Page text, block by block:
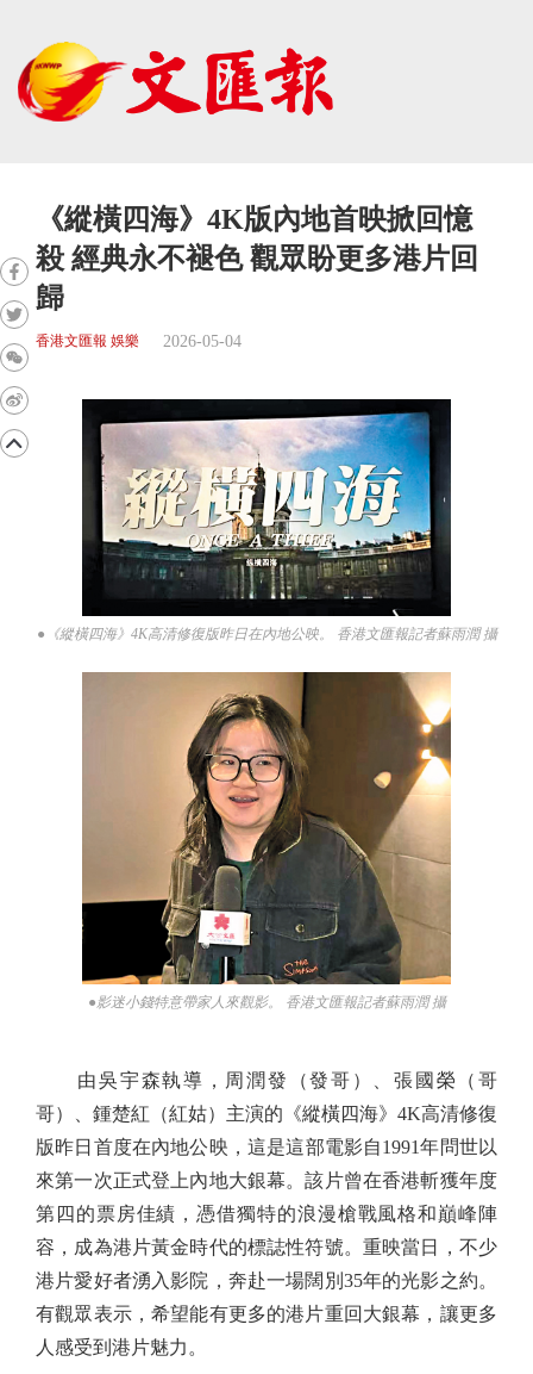
《縱橫四海》4K版內地首映掀回憶
殺 經典永不褪色 觀眾盼更多港片回
歸
香港文匯報 娛樂 2026-05-04
●《縱橫四海》4K高清修復版昨日在內地公映。 香港文匯報記者蘇雨潤 攝
●影迷小錢特意帶家人來觀影。 香港文匯報記者蘇雨潤 攝
由吳宇森執導，周潤發（發哥）、張國榮（哥
哥）、鍾楚紅（紅姑）主演的《縱橫四海》4K高清修復
版昨日首度在內地公映，這是這部電影自1991年問世以
來第一次正式登上內地大銀幕。該片曾在香港斬獲年度
第四的票房佳績，憑借獨特的浪漫槍戰風格和巔峰陣
容，成為港片黃金時代的標誌性符號。重映當日，不少
港片愛好者湧入影院，奔赴一場闊別35年的光影之約。
有觀眾表示，希望能有更多的港片重回大銀幕，讓更多
人感受到港片魅力。